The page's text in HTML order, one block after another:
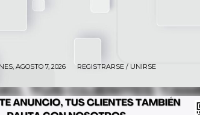
AGOSTO 7, 2026 REGISTRARSE / UNIRSE